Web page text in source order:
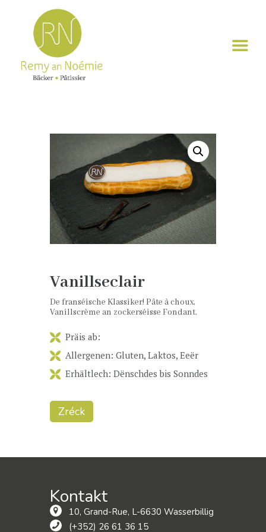
Vanillseclair
Zréck
De franséische Klassiker! Pâte à choux,
Vanillscrème an zockerséisse Fondant.
Präis ab:
Allergenen: Gluten, Laktos, Eeër
Erhältlech: Dënschdes bis Sonndes
Kontakt
10, Grand-Rue, L-6630 Wasserbillig
(+352) 26 61 36 15